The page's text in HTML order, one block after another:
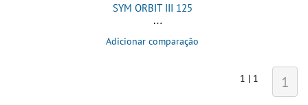
SYM ORBIT III 125
Adicionar comparação
1 | 1 1